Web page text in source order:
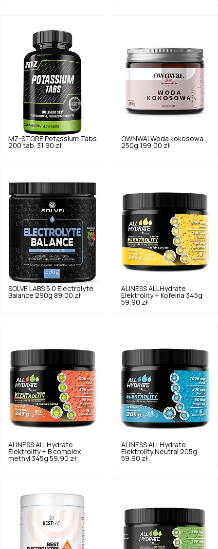
MZ-STORE Potassium Tabs
200 tab. 31,90 zł
OWNWAI Woda kokosowa
250g 199,00 zł
SOLVE LABS 5.0 Electrolyte
Balance 290g 89,00 zł
ALINESS ALLHydrate
Elektrolity + Kofeina 345g
59,90 zł
ALINESS ALLHydrate
Elektrolity + B complex
methyl 345g 59,90 zł
ALINESS ALLHydrate
Elektrolity Neutral 205g
59,90 zł